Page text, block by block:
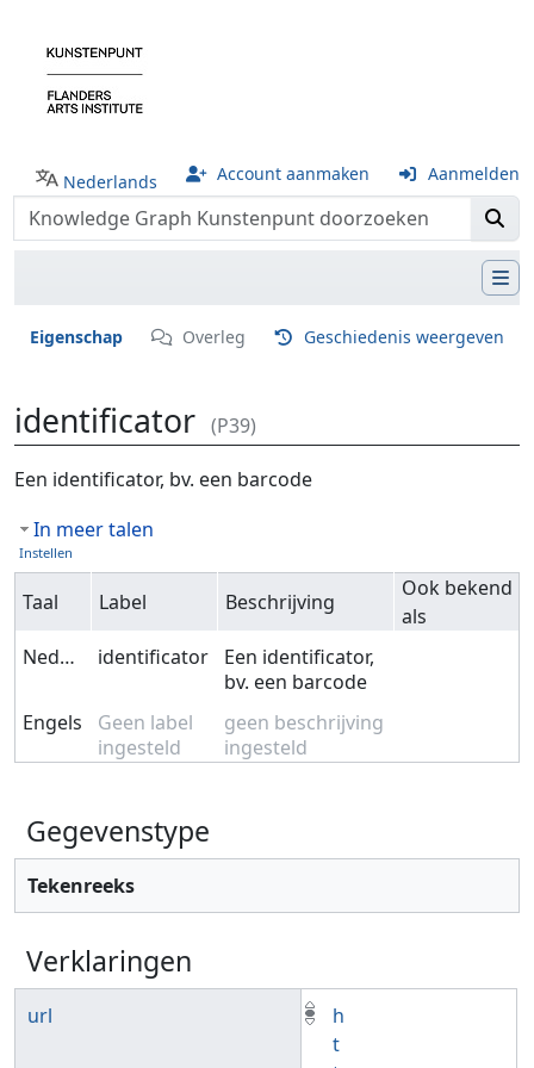
Nederlands Account aanmaken Aanmelden
Eigenschap Overleg Geschiedenis weergeven
identificator (P39)
Ga naar:navigatie,zoeken
Een identificator, bv. een barcode
In meer talen
Instellen
Taal Label Beschrijving
Ook bekend
als
Nederlands
identificator
Een identificator,
bv. een barcode
Engels
Geen label
ingesteld
geen beschrijving
ingesteld
Gegevenstype
Tekenreeks
Verklaringen
url
h
t